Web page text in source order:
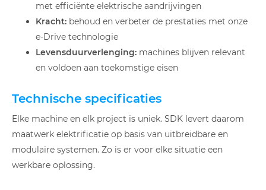
met efficiënte elektrische aandrijvingen
Kracht: behoud en verbeter de prestaties met onze
e-Drive technologie
Levensduurverlenging: machines blijven relevant
en voldoen aan toekomstige eisen
Technische specificaties
Elke machine en elk project is uniek. SDK levert daarom
maatwerk elektrificatie op basis van uitbreidbare en
modulaire systemen. Zo is er voor elke situatie een
werkbare oplossing.